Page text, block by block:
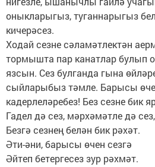
оныкларыгыз, туганнарыгыз
кичерәсез.
Ходай сезне сәламәтлектән
тормышта пар канатлар булып
язсын. Сез булганда гына
сыйларыбыз тәмле. Барысы
кадерлеләребез! Без сезне бик
Гадел дә сез, мәрхәмәтле дә сез,
Безгә сезнең белән бик рәхәт.
Әти-әни, барысы өчен сезгә
Әйтеп бетергесез зур рәхмәт.